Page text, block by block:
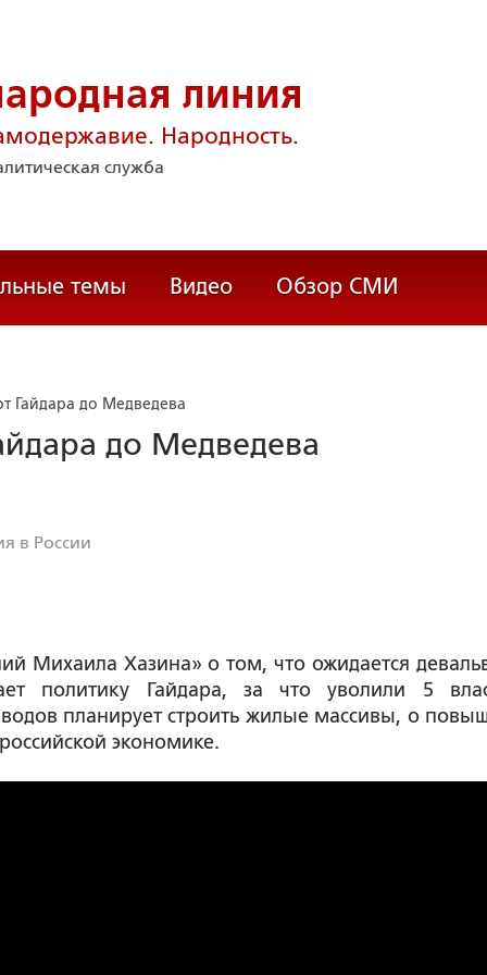
линия
Народность.
служба
темы Видео Обзор СМИ
Гайдара до Медведева
до Медведева
в России
Михаила Хазина» о том, что ожидается
политику Гайдара, за что уволили 5
планирует строить жилые массивы, о
экономике.